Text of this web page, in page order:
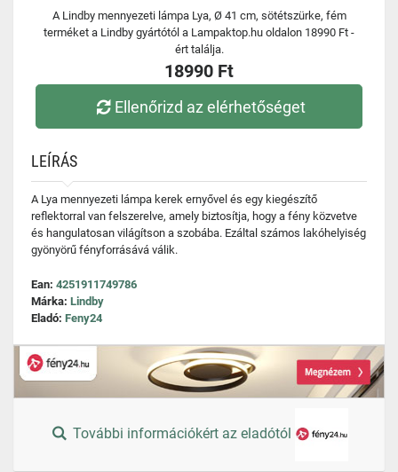
A Lindby mennyezeti lámpa Lya, Ø 41 cm, sötétszürke, fém
terméket a Lindby gyártótól a Lampaktop.hu oldalon 18990 Ft -
ért találja.
18990 Ft
Ellenőrizd az elérhetőséget
LEÍRÁS
A Lya mennyezeti lámpa kerek ernyővel és egy kiegészítő
reflektorral van felszerelve, amely biztosítja, hogy a fény közvetve
és hangulatosan világítson a szobába. Ezáltal számos lakóhelyiség
gyönyörű fényforrásává válik.
Ean: 4251911749786
Márka: Lindby
Eladó: Feny24
További információkért az eladótól